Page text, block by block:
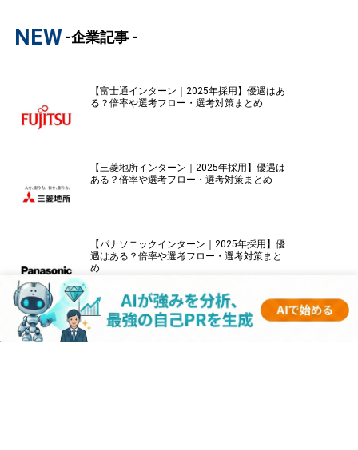
NEW -企業記事 -
【富士通インターン｜2025年採用】優遇はあ
る？倍率や選考フロー・選考対策まとめ
【三菱地所インターン｜2025年採用】優遇は
ある？倍率や選考フロー・選考対策まとめ
【パナソニックインターン｜2025年採用】優
遇はある？倍率や選考フロー・選考対策まと
め
【伊藤忠商事インターン｜2025年採用】優遇
はある？倍率や選考フロー・選考対策まとめ